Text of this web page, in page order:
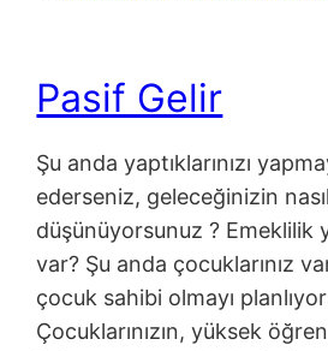
Pasif Gelir
Şu anda yaptıklarınızı
ederseniz, geleceğinizin nasıl
düşünüyorsunuz ? Emeklilik
var? Şu anda çocuklarınız
çocuk sahibi olmayı
Çocuklarınızın, yüksek